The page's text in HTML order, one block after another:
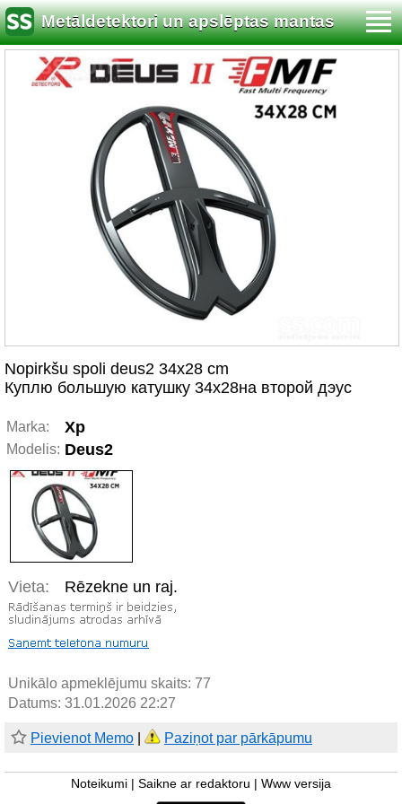
Metāldetektori un apslēptas mantas
meklēšana
Nopirkšu spoli deus2 34х28 cm
Куплю большую катушку 34х28на второй дэус
Marka: Xp
Modelis: Deus2
Vieta: Rēzekne un raj.
Unikālo apmeklējumu skaits: 77
Datums: 31.01.2026 22:27
Pievienot Memo Paziņot par pārkāpumu
Noteikumi Saikne ar redaktoru Www versija